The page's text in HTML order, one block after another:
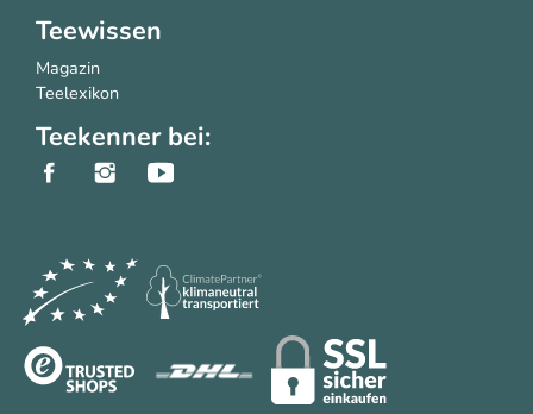
Teewissen
Magazin
Teelexikon
Teekenner bei: